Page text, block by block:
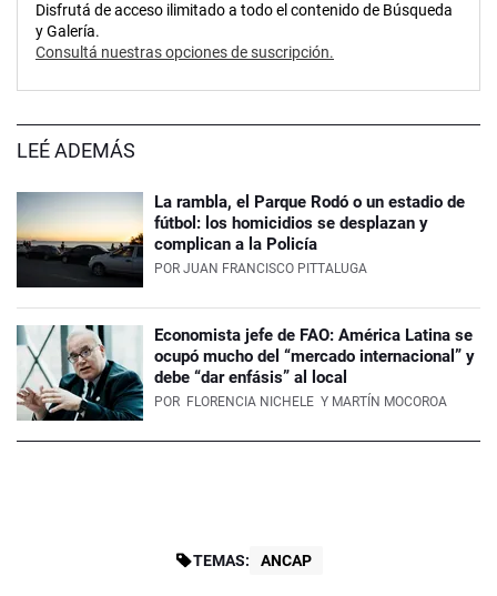
Disfrutá de acceso ilimitado a todo el contenido de Búsqueda
y Galería.
Consultá nuestras opciones de suscripción.
LEÉ ADEMÁS
La rambla, el Parque Rodó o un estadio de
fútbol: los homicidios se desplazan y
complican a la Policía
POR JUAN FRANCISCO PITTALUGA
Economista jefe de FAO: América Latina se
ocupó mucho del “mercado internacional” y
debe “dar enfásis” al local
POR FLORENCIA NICHELE Y MARTÍN MOCOROA
TEMAS: ANCAP